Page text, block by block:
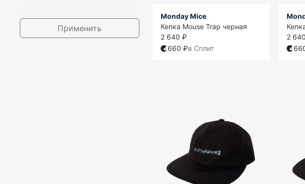
Применить
Monday Mice
Кепка Mouse Trap черная
2 640 ₽
660 ₽в Сплит
2